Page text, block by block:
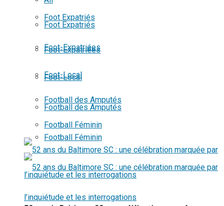
Foot Expatriés
Foot-Expatriées
Foot-Local
Football des Amputés
Football Féminin
Foot Expatriés
Foot-Expatriées
Foot-Local
Football des Amputés
Football Féminin